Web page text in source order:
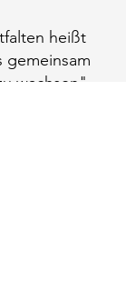
heißt
gemeinsam
wachsen"